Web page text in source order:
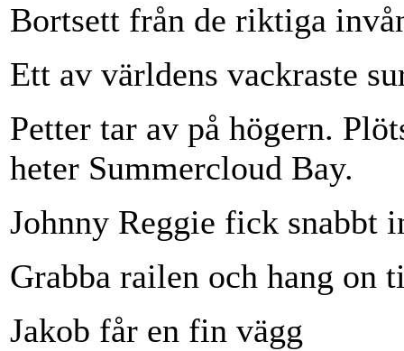
Bortsett från de riktiga
Ett av världens vackraste
Petter tar av på högern.
heter Summercloud Bay.
Johnny Reggie fick snabbt
Grabba railen och hang on
Jakob får en fin vägg